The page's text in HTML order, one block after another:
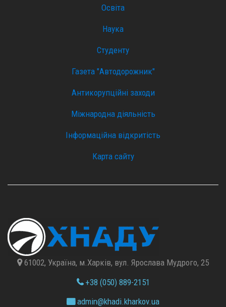
Освіта
Наука
Студенту
Газета "Автодорожник"
Антикорупційні заходи
Міжнародна діяльність
Інформаційна відкритість
Карта сайту
61002, Україна, м.Харків, вул. Ярослава Мудрого, 25
+38 (050) 889-2151
admin@khadi.kharkov.ua